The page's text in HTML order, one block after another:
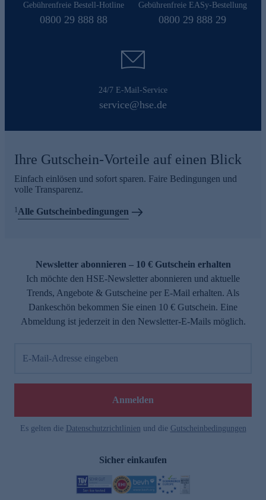
Gebührenfreie Bestell-Hotline
0800 29 888 88
Gebührenfreie EASy-Bestellung
0800 29 888 29
24/7 E-Mail-Service
service@hse.de
Ihre Gutschein-Vorteile auf einen Blick
Einfach einlösen und sofort sparen. Faire Bedingungen und
volle Transparenz.
1 Alle Gutscheinbedingungen
Newsletter abonnieren – 10 € Gutschein erhalten
Ich möchte den HSE-Newsletter abonnieren und aktuelle
Trends, Angebote & Gutscheine per E-Mail erhalten. Als
Dankeschön bekommen Sie einen 10 € Gutschein. Eine
Abmeldung ist jederzeit in den Newsletter-E-Mails möglich.
E-Mail-Adresse eingeben
Anmelden
Es gelten die Datenschutzrichtlinien und die Gutscheinbedingungen
Sicher einkaufen